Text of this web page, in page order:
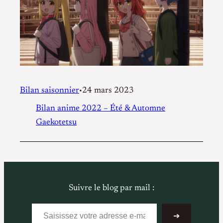
Bilan saisonnier•24 mars 2023
Bilan anime 2022 – Été & Automne
Gaekotetsu
Suivre le blog par mail :
Saisissez votre adresse e-mail…
➔